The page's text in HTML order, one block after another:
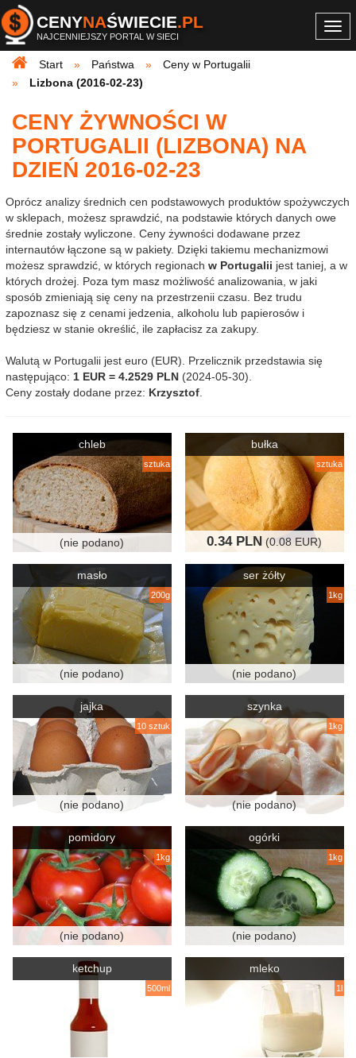
CENYNAŚWIECIE.PL
NAJCENNIEJSZY PORTAL W SIECI
Start
Państwa
Ceny w Portugalii
Lizbona (2016-02-23)
CENY ŻYWNOŚCI W
PORTUGALII (LIZBONA) NA
DZIEŃ 2016-02-23
Oprócz analizy średnich cen podstawowych produktów spożywczych
w sklepach, możesz sprawdzić, na podstawie których danych owe
średnie zostały wyliczone. Ceny żywności dodawane przez
internautów łączone są w pakiety. Dzięki takiemu mechanizmowi
możesz sprawdzić, w których regionach w Portugalii jest taniej, a w
których drożej. Poza tym masz możliwość analizowania, w jaki
sposób zmieniają się ceny na przestrzenii czasu. Bez trudu
zapoznasz się z cenami jedzenia, alkoholu lub papierosów i
będziesz w stanie określić, ile zapłacisz za zakupy.
Walutą w Portugalii jest euro (EUR). Przelicznik przedstawia się
następująco: 1 EUR = 4.2529 PLN (2024-05-30).
Ceny zostały dodane przez: Krzysztof
chleb
sztuka
(nie podano)
bułka
sztuka
0.34 PLN (0.08 EUR)
masło
200g
(nie podano)
ser żółty
1kg
(nie podano)
jajka
10 sztuk
(nie podano)
szynka
1kg
(nie podano)
pomidory
1kg
(nie podano)
ogórki
1kg
(nie podano)
ketchup
500ml
mleko
1l